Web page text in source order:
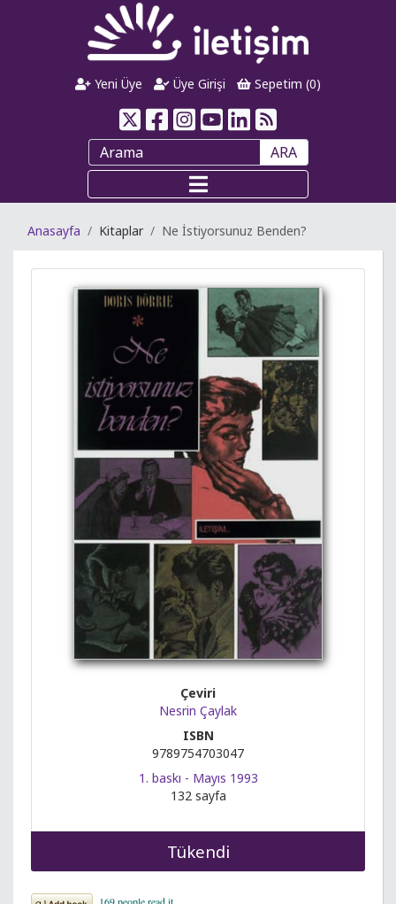
Yeni Üye Üye Girişi Sepetim (0)
ARA
Anasayfa Kitaplar Ne İstiyorsunuz Benden?
Çeviri
Nesrin Çaylak
ISBN
9789754703047
1. baskı - Mayıs 1993
132 sayfa
Tükendi